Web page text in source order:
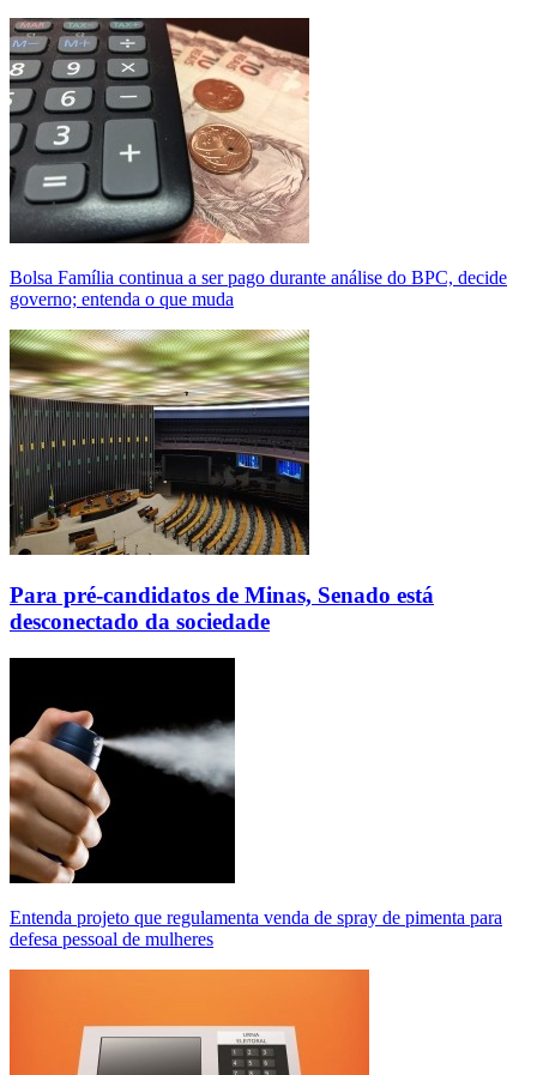
Bolsa Família continua a ser pago durante análise do BPC, decide
governo; entenda o que muda
Para pré-candidatos de Minas, Senado está
desconectado da sociedade
Entenda projeto que regulamenta venda de spray de pimenta para
defesa pessoal de mulheres